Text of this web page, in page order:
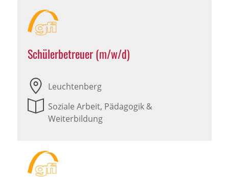
Schülerbetreuer (m/w/d)
Leuchtenberg
Soziale Arbeit, Pädagogik &
Weiterbildung